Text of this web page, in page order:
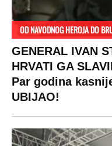
OD NAVODNOG HEROJA DO
GENERAL IVAN
HRVATI GA
Par godina
UBIJAO!